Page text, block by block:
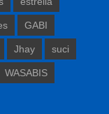
GABI
Jhay suci
WASABIS